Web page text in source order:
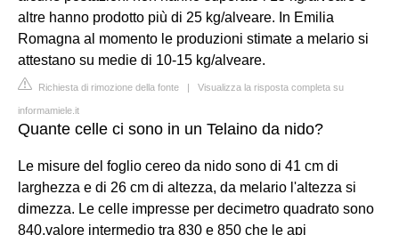
altre hanno prodotto più di 25 kg/alveare. In Emilia
Romagna al momento le produzioni stimate a melario si
attestano su medie di 10-15 kg/alveare.
Richiesta di rimozione della fonte | Visualizza la risposta completa su
informamiele.it
Quante celle ci sono in un Telaino da nido?
Le misure del foglio cereo da nido sono di 41 cm di
larghezza e di 26 cm di altezza, da melario l'altezza si
dimezza. Le celle impresse per decimetro quadrato sono
840,valore intermedio tra 830 e 850 che le api